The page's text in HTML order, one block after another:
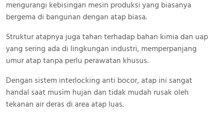
mengurangi kebisingan mesin produksi yang biasanya
bergema di bangunan dengan atap biasa.
Struktur atapnya juga tahan terhadap bahan kimia dan uap
yang sering ada di lingkungan industri, memperpanjang
umur atap tanpa perlu perawatan khusus.
Dengan sistem interlocking anti bocor, atap ini sangat
handal saat musim hujan dan tidak mudah rusak oleh
tekanan air deras di area atap luas.